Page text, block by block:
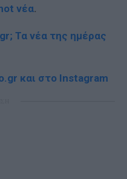
νέα.
Τα νέα της ημέρας
και στο Instagram